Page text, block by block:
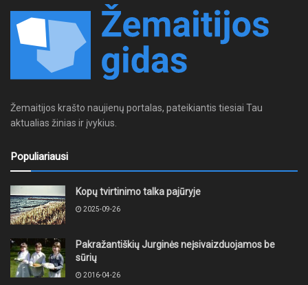
Žemaitijos krašto naujienų portalas, pateikiantis tiesiai Tau
aktualias žinias ir įvykius.
Populiariausi
Kopų tvirtinimo talka pajūryje
2025-09-26
Pakražantiškių Jurginės neįsivaizduojamos be
sūrių
2016-04-26